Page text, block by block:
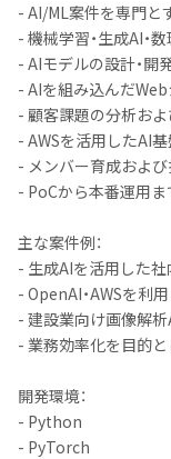
- AI/ML案件を専門と
- 機械学習・生成AI・
- AIモデルの設計・開
- AIを組み込んだ
- 顧客課題の分析お
- AWSを活用したAI
- メンバー育成およ
- PoCから本番運用
主な案件例：
- 生成AIを活用した
- OpenAI・AWSを利
- 建設業向け画像解
- 業務効率化を目的
開発環境：
- Python
- PyTorch